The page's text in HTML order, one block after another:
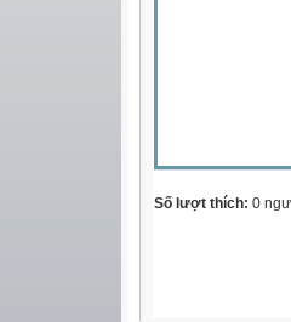
Số lượt thích: 0